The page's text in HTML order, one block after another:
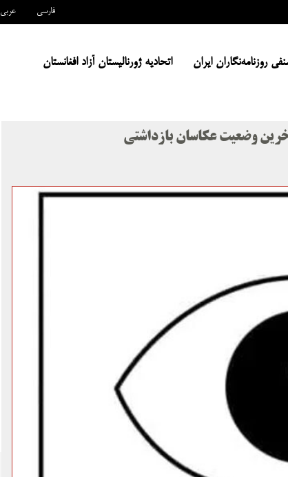
عربی فارسی
روزنامه‌نگاران ایران اتحادیه ژورنالیستان آزاد افغانستان
وضعیت عکاسان بازداشتی